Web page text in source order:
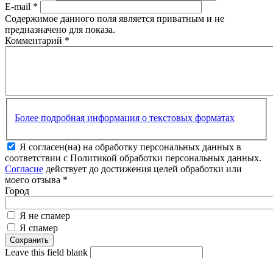
E-mail *
Содержимое данного поля является приватным и не
предназначено для показа.
Комментарий *
Более подробная информация о текстовых форматах
Я согласен(на) на обработку персональных данных в
соответствии с Политикой обработки персональных данных.
Согласие действует до достижения целей обработки или
моего отзыва *
Город
Я не спамер
Я спамер
Leave this field blank